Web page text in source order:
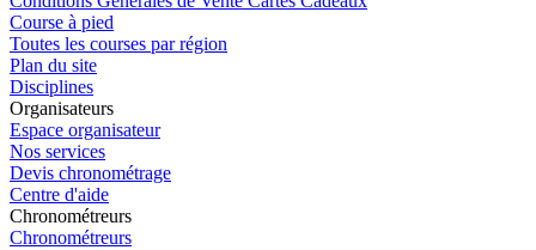
Course à pied
Toutes les courses par région
Plan du site
Disciplines
Organisateurs
Espace organisateur
Nos services
Devis chronométrage
Centre d'aide
Chronométreurs
Chronométreurs